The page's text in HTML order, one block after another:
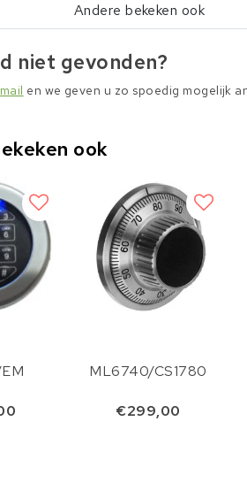
Andere bekeken ook
niet gevonden?
mail en we geven u zo spoedig mogelijk
ook
ML6740/CS1780
€299,00